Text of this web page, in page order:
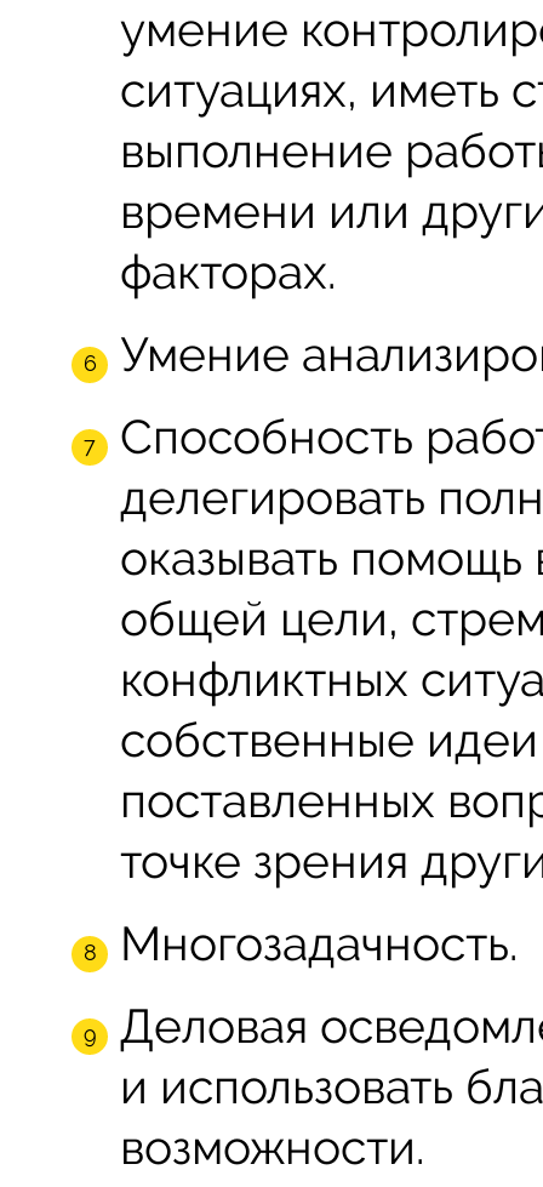
умение
ситуациях, иметь
выполнение
времени или
факторах.
Умение
Способность
делегировать
оказывать
общей цели,
конфликтных
собственные
поставленных
точке зрения
Многозадачность.
Деловая
и использовать
возможности.